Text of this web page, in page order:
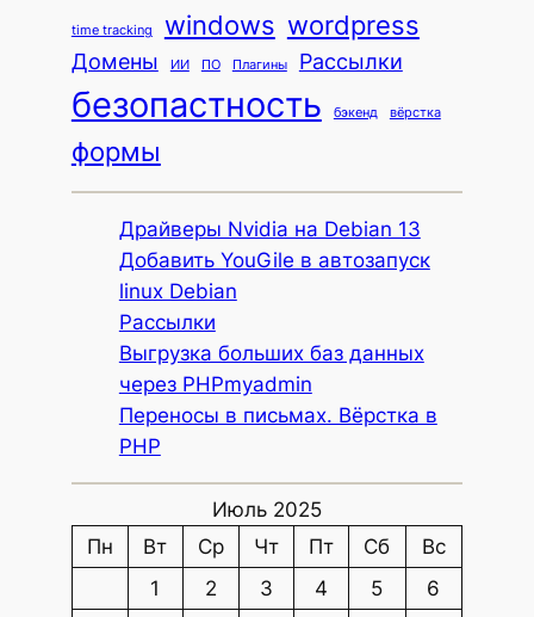
time tracking windows wordpress
Домены ИИ ПО Плагины Рассылки
безопастность бэкенд вёрстка
формы
Драйверы Nvidia на Debian 13
Добавить YouGile в автозапуск
linux Debian
Рассылки
Выгрузка больших баз данных
через PHPmyadmin
Переносы в письмах. Вёрстка в
PHP
Июль 2025
Пн
Вт Ср Чт Пт Сб
Вс
1
2 3 4 5
6